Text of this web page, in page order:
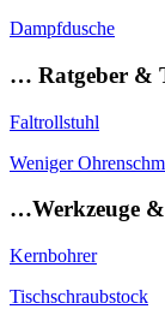
Dampfdusche
… Ratgeber &
Faltrollstuhl
Weniger
…Werkzeuge
Kernbohrer
Tischschraubstock